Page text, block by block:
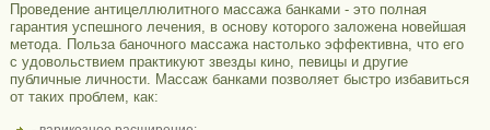
Проведение антицеллюлитного массажа банками - это полная
гарантия успешного лечения, в основу которого заложена новейшая
метода. Польза баночного массажа настолько эффективна, что его
с удовольствием практикуют звезды кино, певицы и другие
публичные личности. Массаж банками позволяет быстро избавиться
от таких проблем, как: